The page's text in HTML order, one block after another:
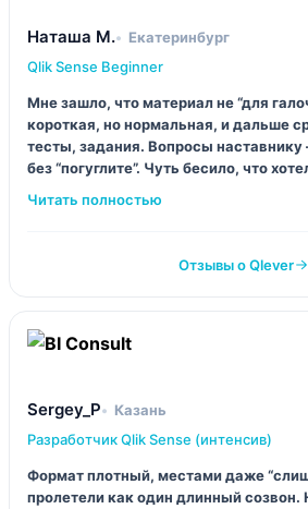
Наташа М.
Екатеринбург
Qlik Sense Beginner
Мне зашло, что материал не “для
короткая, но нормальная, и дальше
тесты, задания. Вопросы
без “погуглите”. Чуть бесило, что
разборов чужих ошибок, но и так окей.
Отзывы о Qlever
Sergey_P
Казань
Разработчик Qlik Sense (интенсив)
Формат плотный, местами даже
пролетели как один длинный созвон.